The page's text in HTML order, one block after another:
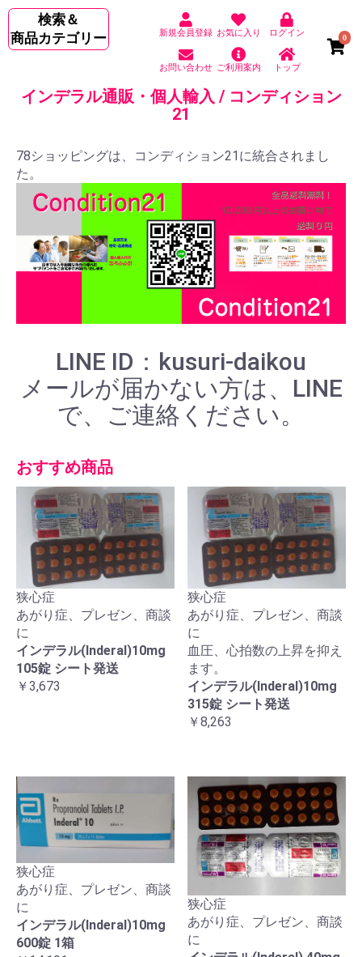
検索＆
商品カテゴリー
新規会員登録 お気に入り ログイン
お問い合わせ ご利用案内 トップ
0
インデラル通販・個人輸入 / コンディション
21
78ショッピングは、コンディション21に統合されまし
た。
LINE ID：kusuri-daikou
メールが届かない方は、LINE
で、ご連絡ください。
おすすめ商品
狭心症
あがり症、プレゼン、商談
に
インデラル(Inderal)10mg
105錠 シート発送
￥3,673
狭心症
あがり症、プレゼン、商談
に
血圧、心拍数の上昇を抑え
ます。
インデラル(Inderal)10mg
315錠 シート発送
￥8,263
狭心症
あがり症、プレゼン、商談
に
インデラル(Inderal)10mg
600錠 1箱
狭心症
あがり症、プレゼン、商談
に